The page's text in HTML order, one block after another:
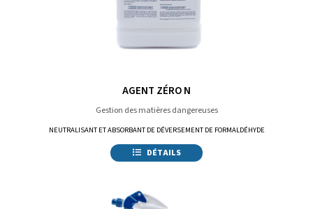
AGENT ZÉRO N
Gestion des matières dangereuses
NEUTRALISANT ET ABSORBANT DE DÉVERSEMENT DE FORMALDÉHYDE
DÉTAILS